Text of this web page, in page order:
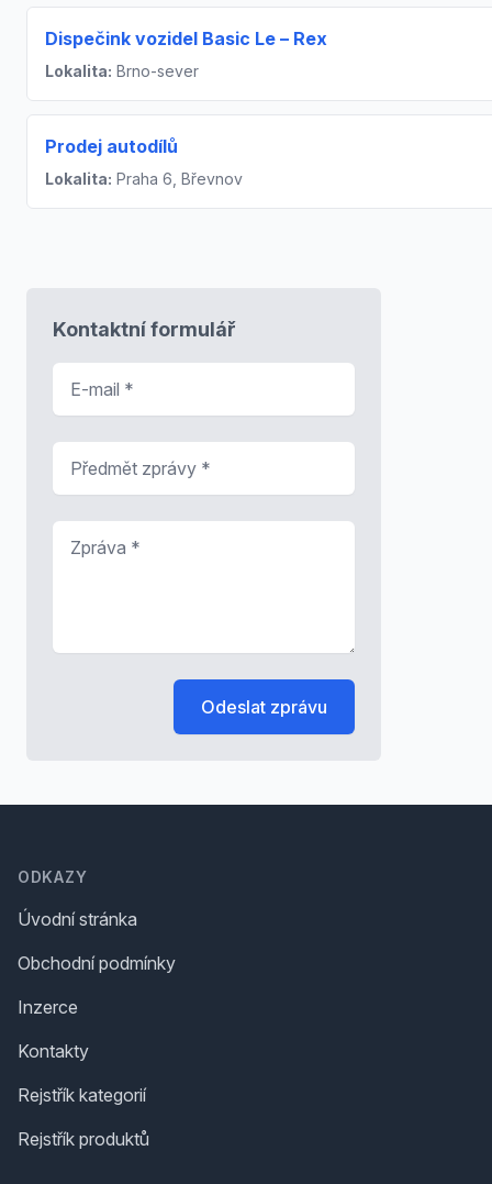
Dispečink vozidel Basic Le – Rex
Lokalita: Brno-sever
Prodej autodílů
Lokalita: Praha 6, Břevnov
Kontaktní formulář
Odeslat zprávu
ODKAZY
Úvodní stránka
Obchodní podmínky
Inzerce
Kontakty
Rejstřík kategorií
Rejstřík produktů